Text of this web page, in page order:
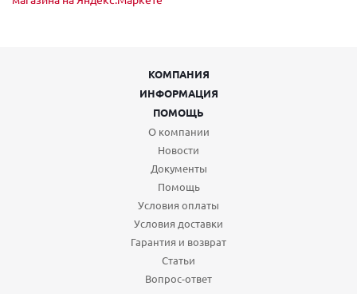
КОМПАНИЯ
ИНФОРМАЦИЯ
ПОМОЩЬ
О компании
Новости
Документы
Помощь
Условия оплаты
Условия доставки
Гарантия и возврат
Статьи
Вопрос-ответ